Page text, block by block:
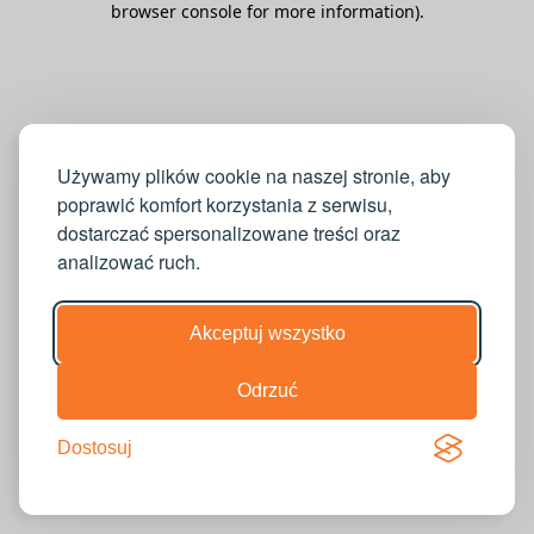
Używamy plików cookie na naszej stronie, aby
poprawić komfort korzystania z serwisu,
dostarczać spersonalizowane treści oraz
analizować ruch.
Akceptuj wszystko
Odrzuć
Dostosuj
browser console for more information).